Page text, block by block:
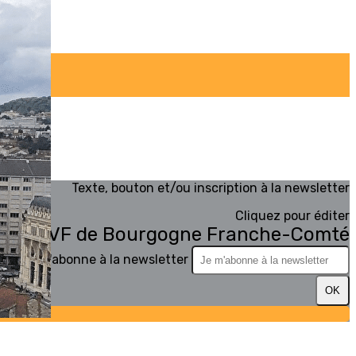
Texte, bouton et/ou inscription à la newsletter
Cliquez pour éditer
AVF de Bourgogne Franche-Comté
Je m'abonne à la newsletter
OK